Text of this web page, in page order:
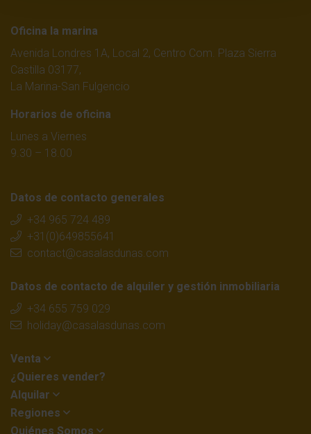
Oficina la marina
Avenida Londres 1A, Local 2, Centro Com. Plaza Sierra
Castilla 03177,
La Marina-San Fulgencio
Horarios de oficina
Lunes a Viernes
9.30 – 18.00
Datos de contacto generales
+34 965 724 489
+31(0)649855641
contact@casalasdunas.com
Datos de contacto de alquiler y gestión inmobiliaria
+34 655 759 029
holiday@casalasdunas.com
Venta
¿Quieres vender?
Alquilar
Regiones
Quiénes Somos